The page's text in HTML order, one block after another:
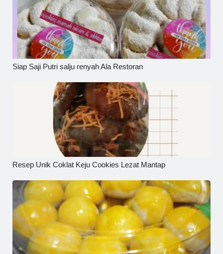
Siap Saji Putri salju renyah Ala Restoran
Resep Unik Coklat Keju Cookies Lezat Mantap